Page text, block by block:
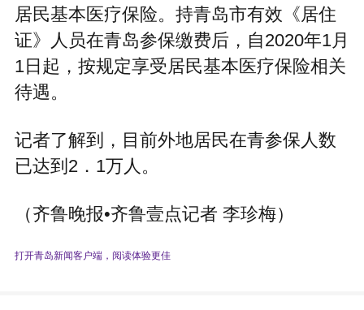
居民基本医疗保险。持青岛市有效《居住
证》人员在青岛参保缴费后，自2020年1月
1日起，按规定享受居民基本医疗保险相关
待遇。
记者了解到，目前外地居民在青参保人数
已达到2．1万人。
（齐鲁晚报•齐鲁壹点记者 李珍梅）
打开青岛新闻客户端，阅读体验更佳